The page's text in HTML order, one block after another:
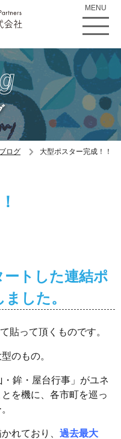
MENU
ブログ 大型ポスター完成！！
トした連結ポ
した。
貼って頂くものです。
のもの。
鉾・屋台行事」がユネ
を機に、各市町を巡っ
れており、 過去最大